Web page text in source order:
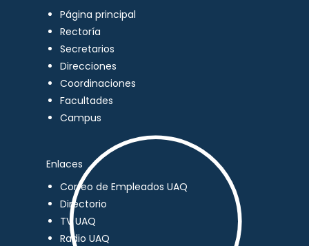
Página principal
Rectoría
Secretarios
Direcciones
Coordinaciones
Facultades
Campus
Enlaces
Correo de Empleados UAQ
Directorio
TV UAQ
Radio UAQ